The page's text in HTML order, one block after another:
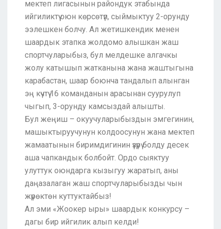
мектеп лигасынын райондук этабында
ийгиликтүү оюн көрсөтүп, сыймыктуу 2-орунду
ээлешкен болчу. Ал жетишкендик менен
шаардык этапка жолдомо алышкан жаш
спортчуларыбыз, бул мелдешке алгачкы
жолу катышып жатканына жана жаштыгына
карабастан, шаар боюнча тандалып алынган
эң күчтүү 16 команданын арасынан суурулуп
чыгып, 3-орунду камсыздай алышты.
Бул жеңиш – окуучуларыбыздын эмгегинин,
машыктыруучунун колдоосунун жана мектеп
жамаатынын биримдигинин үзүрү болду десек
аша чапкандык болбойт. Ордо сыяктуу
улуттук оюндарга кызыгуу жаратып, аны
даңазалаган жаш спортчуларыбызды чын
жүрөктөн куттуктайбыз!
Ал эми «Жоокер ыры» шаардык конкурсу –
дагы бир ийгилик алып келди!